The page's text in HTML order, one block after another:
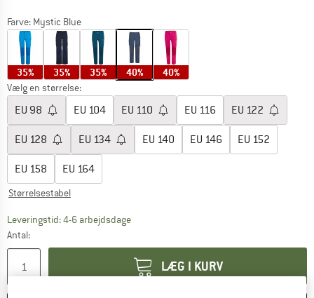
Farve: Mystic Blue
35% 35% 35% 40% 40%
Vælg en størrelse:
EU 98 EU 104 EU 110 EU 116 EU 122
EU 128 EU 134 EU 140 EU 146 EU 152
EU 158 EU 164
Størrelsestabel
Leveringstid: 4-6 arbejdsdageLinket åbnes i en infoboks og indeholder
Antal:
LÆG I KURV